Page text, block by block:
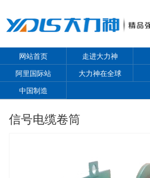
网站首页 走进大力神
阿里国际站 大力神在全球
中国制造
信号电缆卷筒